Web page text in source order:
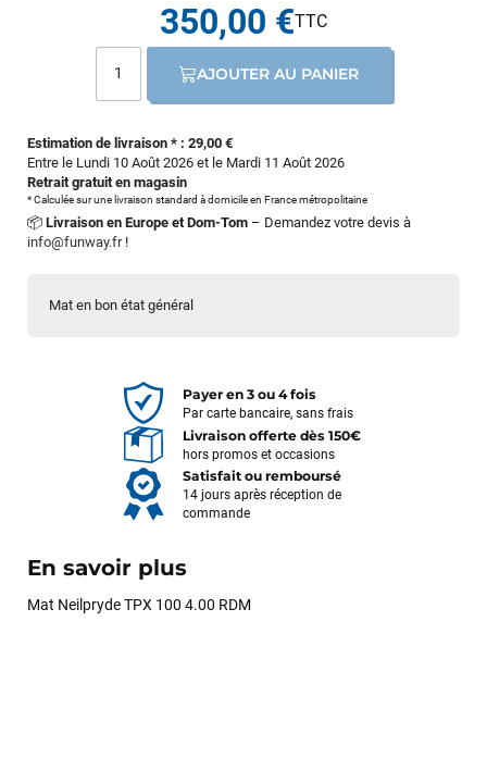
Mat en bon état général
Estimation de livraison * : 29,00 €
Entre le Lundi 10 Août 2026 et le Mardi 11 Août 2026
Retrait gratuit en magasin
* Calculée sur une livraison standard à domicile en France métropolitaine
📦 Livraison en Europe et Dom-Tom – Demandez votre devis à
info@funway.fr!
350,00 €
AJOUTER AU PANIER
Payer en 3 ou 4 fois
Par carte bancaire, sans frais
Livraison offerte dès 150€
hors promos et occasions
Satisfait ou remboursé
14 jours après réception de
commande
En savoir plus
Mat Neilpryde TPX 100 4.00 RDM